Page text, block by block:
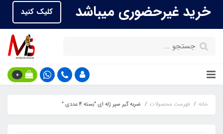
خرید غیرحضوری میباشد
کلیک کنید
0
خانه فهرست محصولات ضربه گیر سپر ژله ای "بسته 4 عددی "